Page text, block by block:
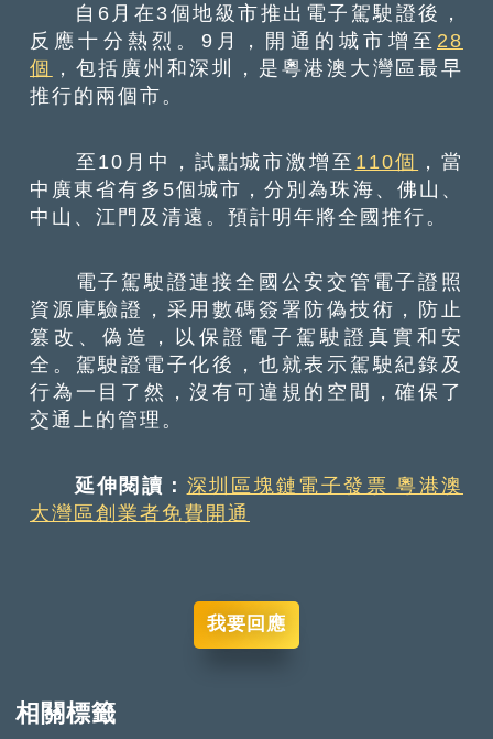
自6月在3個地級市推出電子駕駛證後，
反應十分熱烈。9月，開通的城市增至 28
個 ，包括廣州和深圳，是粵港澳大灣區最早
推行的兩個市。
至10月中，試點城市激增至 110個 ，當
中廣東省有多5個城市，分別為珠海、佛山、
中山、江門及清遠。預計明年將全國推行。
電子駕駛證連接全國公安交管電子證照
資源庫驗證，采用數碼簽署防偽技術，防止
篡改、偽造，以保證電子駕駛證真實和安
全。駕駛證電子化後，也就表示駕駛紀錄及
行為一目了然，沒有可違規的空間，確保了
交通上的管理。
延伸閱讀： 深圳區塊鏈電子發票 粵港澳
大灣區創業者免費開通
我要回應
相關標籤